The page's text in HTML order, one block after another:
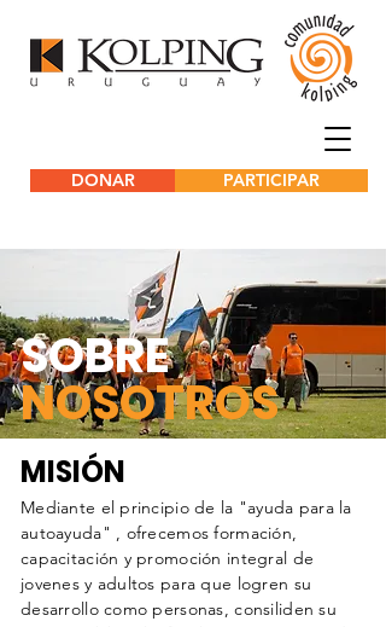
DONAR PARTICIPAR
SOBRE
NOSOTROS
MISIÓN
Mediante el principio de la "ayuda para la
autoayuda" , ofrecemos formación,
capacitación y promoción integral de
jovenes y adultos para que logren su
desarrollo como personas, consiliden su